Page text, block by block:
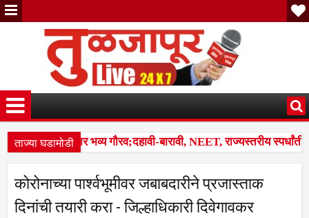
ताज्या घडामोडी
गुणवंतांचा होणार भव्य गौरव;दहावी-बारावी, NEET, राज्यस्तरीय
शेळ्यांवर तुटून पडला; सहा शेळ्या ठार, दोन गंभीर जखमीशहापूर
देतो' म्हणत १७ लाखांचा गंडा; तुळजापूर तालुक्यातील दाम्पत्याची आर्थिक
कोरोनाच्या पार्श्वभूमीवर जबाबदारीने प्रजास्ताक
दिनांची तयारी करा - जिल्हाधिकारी दिवेगावकर